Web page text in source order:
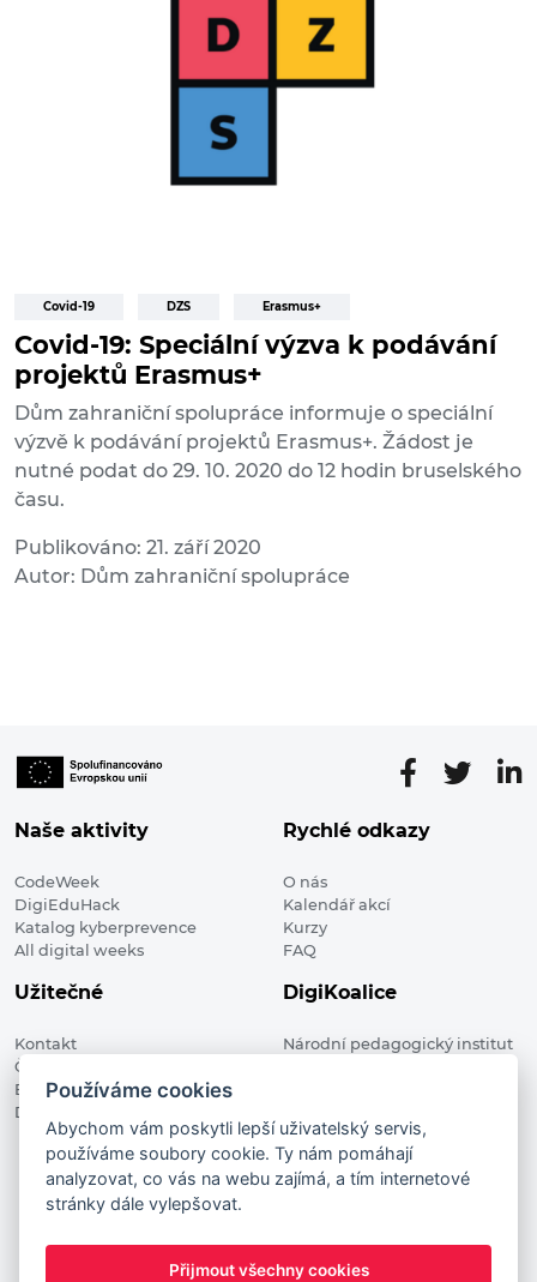
Covid-19 DZS Erasmus+
Covid-19: Speciální výzva k podávání
projektů Erasmus+
Dům zahraniční spolupráce informuje o speciální
výzvě k podávání projektů Erasmus+. Žádost je
nutné podat do 29. 10. 2020 do 12 hodin bruselského
času.
Publikováno: 21. září 2020
Autor: Dům zahraniční spolupráce
Naše aktivity
CodeWeek
DigiEduHack
Katalog kyberprevence
All digital weeks
Rychlé odkazy
O nás
Kalendář akcí
Kurzy
FAQ
Užitečné
Kontakt
Členské organizace
Blog
Digitalizace ve vzdělávání
DigiKoalice
Národní pedagogický institut
DigiKoalice 2021. All rights reserved
Vstup do administrace
This project has received funding from the European
Commission Innovation and Networks Executive Agency (now
Používáme cookies
Abychom vám poskytli lepší uživatelský servis,
používáme soubory cookie. Ty nám pomáhají
analyzovat, co vás na webu zajímá, a tím internetové
stránky dále vylepšovat.
Přijmout všechny cookies